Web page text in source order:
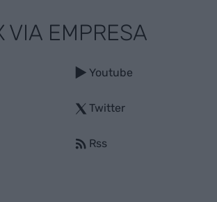
VIA EMPRESA
Youtube
Twitter
Rss